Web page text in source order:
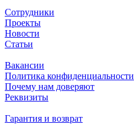
Сотрудники
Проекты
Новости
Статьи
Вакансии
Политика конфиденциальности
Почему нам доверяют
Реквизиты
Гарантия и возврат